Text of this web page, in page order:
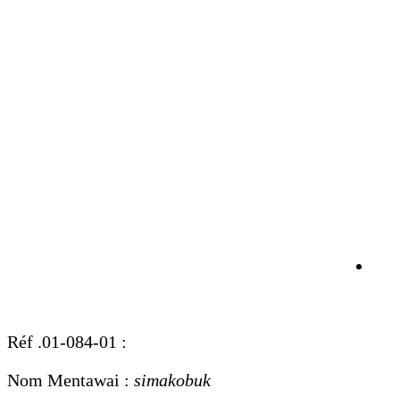
Réf .01-084-01 :
Nom Mentawai : simakobuk